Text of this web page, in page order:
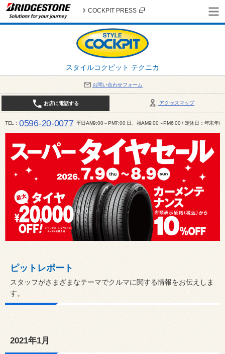
スタイルコクピット テクニカ
COCKPIT PRESS
お問い合わせフォーム
アクセスマップ
お店に電話する
TEL 0596-20-0077 平日AM9:00～PM7:00 日、祝AM9:00～PM6:00 / 定休日：年末年
ピットレポート
スタッフがさまざまなテーマでクルマに関する情報をお伝えしま
す。
2021年1月